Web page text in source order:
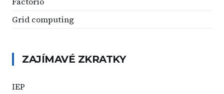
Grid computing
ZAJÍMAVÉ ZKRATKY
IEP